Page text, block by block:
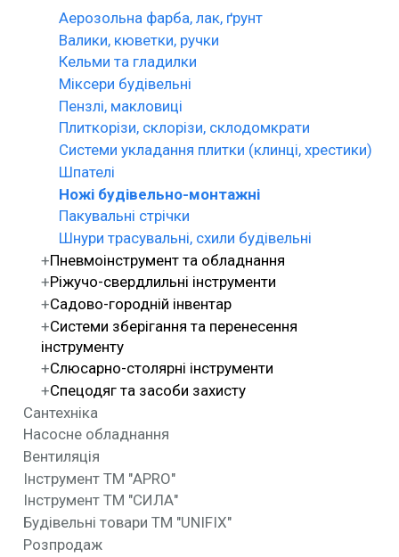
Аерозольна фарба, лак, ґрунт
Валики, кюветки, ручки
Кельми та гладилки
Міксери будівельні
Пензлі, макловиці
Плиткорізи, склорізи, склодомкрати
Системи укладання плитки (клинці, хрестики)
Шпателі
Ножі будівельно-монтажні
Пакувальні стрічки
Шнури трасувальні, схили будівельні
Пневмоінструмент та обладнання
Ріжучо-свердлильні інструменти
Садово-городній інвентар
Системи зберігання та перенесення
інструменту
Слюсарно-столярні інструменти
Спецодяг та засоби захисту
Сантехніка
Насосне обладнання
Вентиляція
Інструмент ТМ "APRO"
Інструмент ТМ "СИЛА"
Будівельні товари ТМ "UNIFIX"
Розпродаж